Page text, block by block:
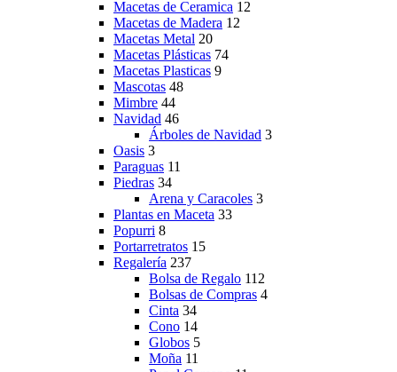
Macetas de Ceramica 12
Macetas de Madera 12
Macetas Metal 20
Macetas Plásticas 74
Macetas Plasticas 9
Mascotas 48
Mimbre 44
Navidad 46
Árboles de Navidad 3
Oasis 3
Paraguas 11
Piedras 34
Arena y Caracoles 3
Plantas en Maceta 33
Popurri 8
Portarretratos 15
Regalería 237
Bolsa de Regalo 112
Bolsas de Compras 4
Cinta 34
Cono 14
Globos 5
Moña 11